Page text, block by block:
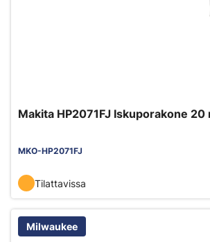
Makita HP2071FJ Iskuporakone 20
MKO-HP2071FJ
Tilattavissa
Milwaukee